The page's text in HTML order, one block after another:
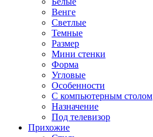
Венге
Светлые
Темные
Размер
Мини стенки
Форма
Угловые
Особенности
С компьютерным столом
Назначение
Под телевизор
Прихожие